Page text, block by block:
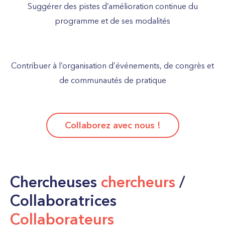
Suggérer des pistes d’amélioration continue du
programme et de ses modalités
Contribuer à l’organisation d’événements, de congrès et
de communautés de pratique
Collaborez avec nous !
Chercheuses chercheurs /
Collaboratrices
Collaborateurs